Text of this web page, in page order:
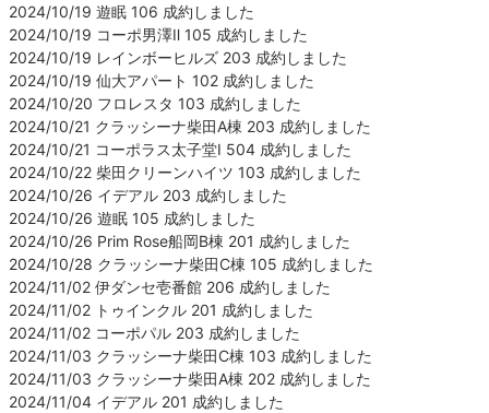
2024/10/19 遊眠 106 成約しました
2024/10/19 コーポ男澤Ⅱ 105 成約しました
2024/10/19 レインボーヒルズ 203 成約しました
2024/10/19 仙大アパート 102 成約しました
2024/10/20 フロレスタ 103 成約しました
2024/10/21 クラッシーナ柴田A棟 203 成約しました
2024/10/21 コーポラス太子堂Ⅰ 504 成約しました
2024/10/22 柴田クリーンハイツ 103 成約しました
2024/10/26 イデアル 203 成約しました
2024/10/26 遊眠 105 成約しました
2024/10/26 Prim Rose船岡B棟 201 成約しました
2024/10/28 クラッシーナ柴田C棟 105 成約しました
2024/11/02 伊ダンセ壱番館 206 成約しました
2024/11/02 トゥインクル 201 成約しました
2024/11/02 コーポパル 203 成約しました
2024/11/03 クラッシーナ柴田C棟 103 成約しました
2024/11/03 クラッシーナ柴田A棟 202 成約しました
2024/11/04 イデアル 201 成約しました